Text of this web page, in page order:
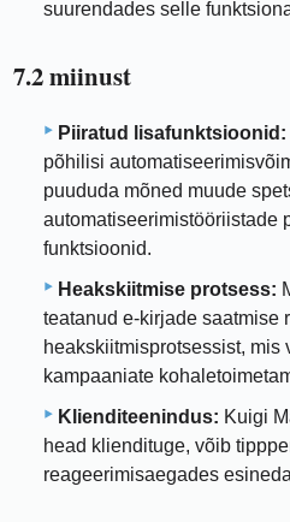
suurendades selle
7.2 miinust
Piiratud lisafunktsioonid:
põhilisi
puududa mõned muude
automatiseerimistööriistade
funktsioonid.
Heakskiitmise protsess:
teatanud e-kirjade saatmise
heakskiitmisprotsessist, mis
kampaaniate
Klienditeenindus: Kuigi
head kliendituge, võib
reageerimisaegades